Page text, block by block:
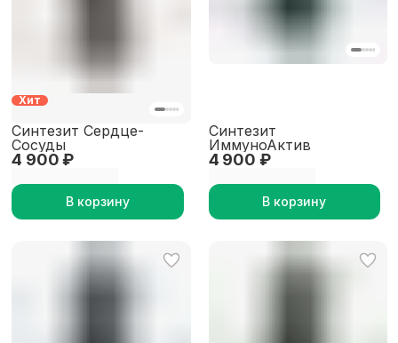
Хит
4 900 ₽
Синтезит Сердце-
Сосуды
В корзину
4 900 ₽
Синтезит
ИммуноАктив
В корзину